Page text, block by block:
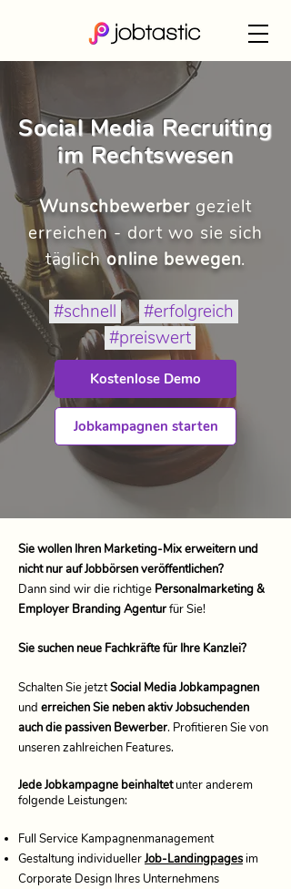
Social Media Recruiting
im Rechtswesen
Wunschbewerber gezielt
erreichen - dort wo sie sich
täglichonline bewegen.
#schnell
#erfolgreich
#preiswert
Kostenlose Demo
Jobkampagnen starten
Sie wollen Ihren Marketing-Mix erweitern und
nicht nur auf Jobbörsen veröffentlichen?
Dann sind wir die richtige Personalmarketing &
Employer Branding Agenturfür Sie!
Sie suchen neue Fachkräfte für Ihre Kanzlei?
Schalten Sie jetztSocial Media Jobkampagnen
und erreichen Sie neben aktiv Jobsuchenden
auch die passiven Bewerber. Profitieren Sie von
unseren zahlreichen Features.
Jede Jobkampagne beinhaltetunter anderem
folgende Leistungen:
Full Service Kampagnenmanagement
​​Gestaltung individuellerJob-Landingpages im
Corporate Design Ihres Unternehmens